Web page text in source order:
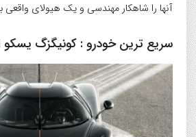
آنها را شاهکار مهندسی و یک هیولای واقعی
سریع ترین خودرو : کونیگزگ یسکو